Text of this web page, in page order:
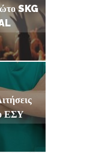
SKG
ΕΣΥ